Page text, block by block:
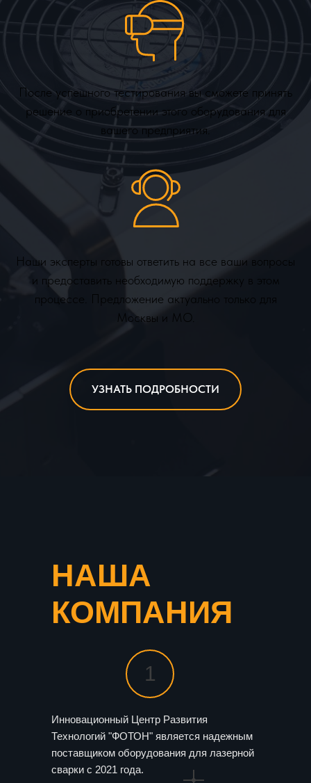
После успешного тестирования вы сможете принять
решение о приобретении этого оборудования для
вашего предприятия.
Наши эксперты готовы ответить на все ваши вопросы
и предоставить необходимую поддержку в этом
процессе. Предложение актуально только для
Москвы и МО.
УЗНАТЬ ПОДРОБНОСТИ
1
НАША
КОМПАНИЯ
Инновационный Центр Развития
Технологий "ФОТОН" является надежным
поставщиком оборудования для лазерной
сварки с 2021 года.